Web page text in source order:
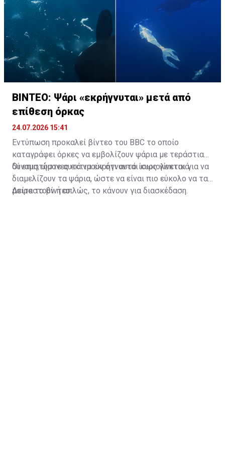
ΒΙΝΤΕΟ: Ψάρι «εκρήγνυται» μετά από
επίθεση όρκας
24.07.2026 15:41
Εντύπωση προκαλεί βίντεο του BBC το οποίο
καταγράφει όρκες να εμβολίζουν ψάρια με τεράστια
δύναμη, ώστε αυτά να εκρήγνυνται κυριολεκτικά.
Οι επιστήμονες εκτιμούν ότι αυτό ίσως γίνεται για να
διαμελίζουν τα ψάρια, ώστε να είναι πιο εύκολο να τα
μοιραστούν ή απλώς, το κάνουν για διασκέδαση.
Δείτε το βίντεο: